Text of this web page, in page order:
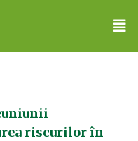
riscurilor în